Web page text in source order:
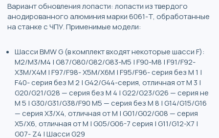
Вариант обновления лопасти: лопасти из твердого
анодированного алюминия марки 6061-T, обработанные
на станке с ЧПУ. Применимые модели:
Шасси BMW G (в комплект входят некоторые шасси F):
M2/M3/M4 | G87/G80/G82/G83-М5 | F90-М8 | F91/F92-
X3M/X4M | F97/F98- X5M/X6M | F95/F96- серия без M 1 |
F40- серия без M 2 | G42/G44-серия, отличная от M 3 |
G20/G21/G28 — серия без M 4 | G22/G23/G26 — серия не
M 5 | G30/G31/G38/F90 M5 — серия без M 8 | G14/G15/G16
— серия X3/X4, отличная от M | G01/G02/G08 — серия
X5/X6, отличная от M | G05/G06-7 серия | G11/G12-X7 |
G07- Z4 | Шасси G29